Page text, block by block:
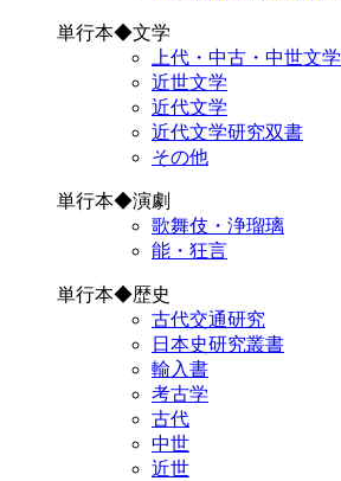
単行本◆文学
上代・中古・中世文学
近世文学
近代文学
近代文学研究双書
その他
単行本◆演劇
歌舞伎・浄瑠璃
能・狂言
単行本◆歴史
古代交通研究
日本史研究叢書
輸入書
考古学
古代
中世
近世